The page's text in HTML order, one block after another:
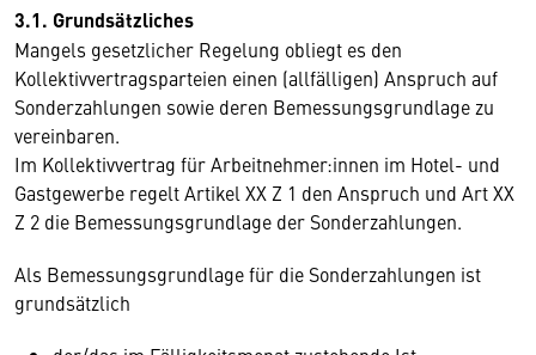
3.1. Grundsätzliches
Mangels gesetzlicher Regelung obliegt es den
Kollektivvertragsparteien einen (allfälligen) Anspruch auf
Sonderzahlungen sowie deren Bemessungsgrundlage zu
vereinbaren.
Im Kollektivvertrag für Arbeitnehmer:innen im Hotel- und
Gastgewerbe regelt Artikel XX Z 1 den Anspruch und Art XX
Z 2 die Bemessungsgrundlage der Sonderzahlungen.
Als Bemessungsgrundlage für die Sonderzahlungen ist
grundsätzlich